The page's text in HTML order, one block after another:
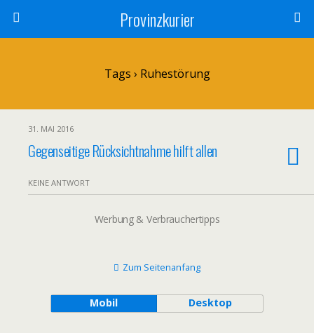
Provinzkurier
Tags › Ruhestörung
31. MAI 2016
Gegenseitige Rücksichtnahme hilft allen
KEINE ANTWORT
Werbung & Verbrauchertipps
Zum Seitenanfang
Mobil Desktop